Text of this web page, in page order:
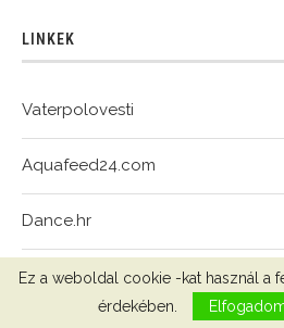
LINKEK
Vaterpolovesti
Aquafeed24.com
Dance.hr
WaterpoloDevelopmentWorld
Ez a weboldal cookie -kat használ a
érdekében.